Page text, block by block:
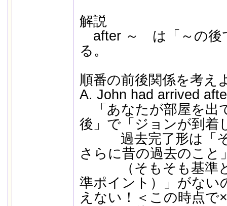
解説
after ～ は「～の後
る。
順番の前後関係を考え
A. John had arrived
「あなたが部屋を出
後」で「ジョンが到着
過去完了形は「そ
さらに昔の過去のこと
（そもそも基準と
準ポイント）」がない
えない！＜この時点で